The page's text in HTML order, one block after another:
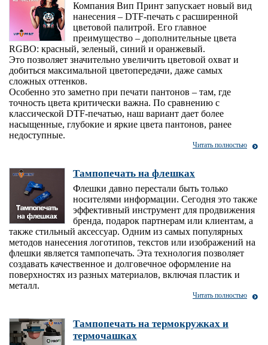
Компания Вип Принт запускает новый вид
нанесения – DTF-печать с расширенной
цветовой палитрой. Его главное
преимущество – дополнительные цвета
RGBO: красный, зеленый, синий и оранжевый.
Это позволяет значительно увеличить цветовой охват и
добиться максимальной цветопередачи, даже самых
сложных оттенков.
Особенно это заметно при печати пантонов – там, где
точность цвета критически важна. По сравнению с
классической DTF-печатью, наш вариант дает более
насыщенные, глубокие и яркие цвета пантонов, ранее
недоступные.
Читать полностью
Тампопечать на флешках
Флешки давно перестали быть только
носителями информации. Сегодня это также
эффективный инструмент для продвижения
бренда, подарок партнерам или клиентам, а
также стильный аксессуар. Одним из самых популярных
методов нанесения логотипов, текстов или изображений на
флешки является тампопечать. Эта технология позволяет
создавать качественное и долговечное оформление на
поверхностях из разных материалов, включая пластик и
металл.
Читать полностью
Тампопечать на термокружках и
термочашках